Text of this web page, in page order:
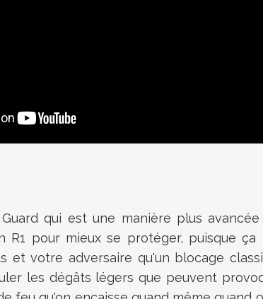
qui est une manière plus
R1 pour mieux se protéger, puisque
et votre adversaire qu'un blocage
les dégâts légers que peuvent